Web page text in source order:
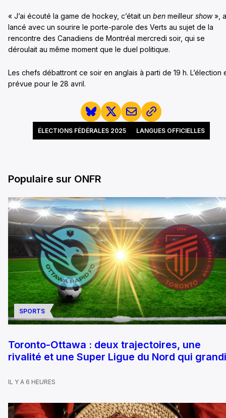
« J’ai écouté la game de hockey, c’était un ben meilleur show», a
lancé avec un sourire le porte-parole des Verts au sujet de la
rencontre des Canadiens de Montréal mercredi soir, qui se
déroulait au même moment que le duel politique.
Les chefs débattront ce soir en anglais à parti de 19 h. L’élection
prévue pour le 28 avril.
ÉLECTIONS FÉDÉRALES 2025 LANGUES OFFICIELLES
Populaire sur ONFR
SPORTS
Toronto-Ottawa : deux trajectoires, une
rivalité et une Super Ligue du Nord qui
IL Y A 6 HEURES